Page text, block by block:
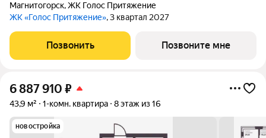
Магнитогорск,ЖК Голос Притяжение
ЖК «Голос Притяжение», 3 квартал 2027
Позвонить Позвоните мне
6 887 910 ₽
43,9 м² 1-комн. квартира 8 этаж из 16
новостройка